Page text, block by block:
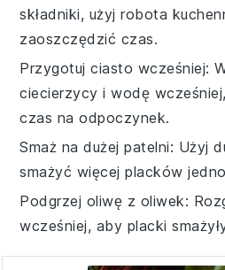
składniki, użyj robota
zaoszczędzić czas.
Przygotuj ciasto wcześniej:
ciecierzycy iwodę
czas na odpoczynek.
Smaż na dużej patelni: Użyj
smażyć więcej placków
Podgrzej oliwę z oliwek:
wcześniej, aby placki